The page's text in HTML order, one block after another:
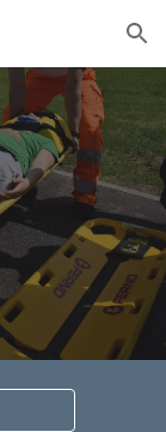
Skip to navigation